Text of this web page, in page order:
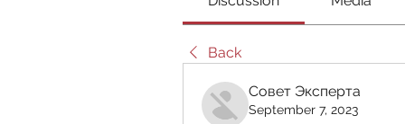
Back
Совет Эксперта
September 7, 2023